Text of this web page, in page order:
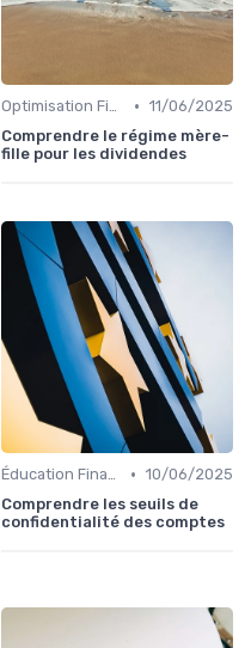
Optimisation Fiscale • 11/06/2025
Comprendre le régime mère-
fille pour les dividendes
Éducation Financière • 10/06/2025
Comprendre les seuils de
confidentialité des comptes